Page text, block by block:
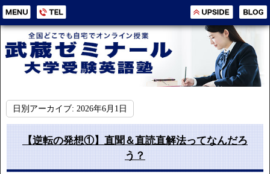
日別アーカイブ: 2026年6月1日
【逆転の発想①】直聞＆直読直解法ってなんだろ
う？